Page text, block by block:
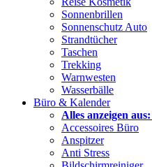
Sonnenbrillen
Sonnenschutz Auto
Strandtücher
Taschen
Trekking
Warnwesten
Wasserbälle
Büro & Kalender
Alles anzeigen aus:
Accessoires Büro
Anspitzer
Anti Stress